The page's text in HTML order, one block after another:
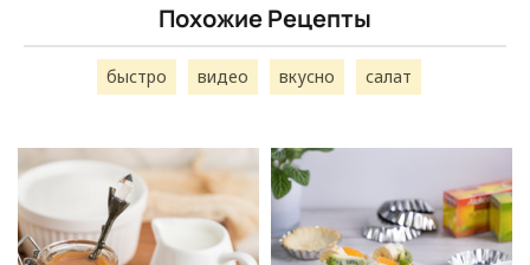
Похожие Рецепты
быстро видео вкусно салат